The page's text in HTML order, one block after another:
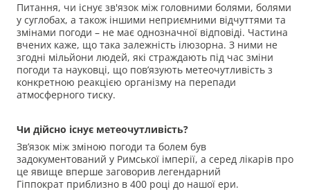
Питання, чи існує зв'язок між головними болями, болями
у суглобах, а також іншими неприємними відчуттями та
змінами погоди – не має однозначної відповіді. Частина
вчених каже, що така залежність ілюзорна. З ними не
згодні мільйони людей, які страждають під час зміни
погоди та науковці, що пов’язують метеочутливість з
конкретною реакцією організму на перепади
атмосферного тиску.
Чи дійсно існує метеочутливість?
Зв’язок між зміною погоди та болем був
задокументований у Римської імперії, а серед лікарів про
це явище вперше заговорив легендарний
Гіппократ приблизно в 400 році до нашої ери.